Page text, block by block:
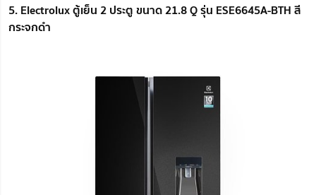
5. Electrolux ตู้เย็น 2 ประตู ขนาด 21.8 Q รุ่น ESE6645A-BTH สี
กระจกดำ